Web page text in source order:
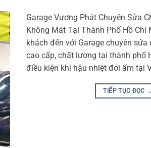
Garage Vương Phát Chuyên Sửa
Không Mát Tại Thành Phố Hồ Chí
khách đến với Garage chuyên
cao cấp, chất lượng tại thành phố
điều kiện khí hậu nhiệt đới ẩm tại
TIẾP TỤC ĐỌC →